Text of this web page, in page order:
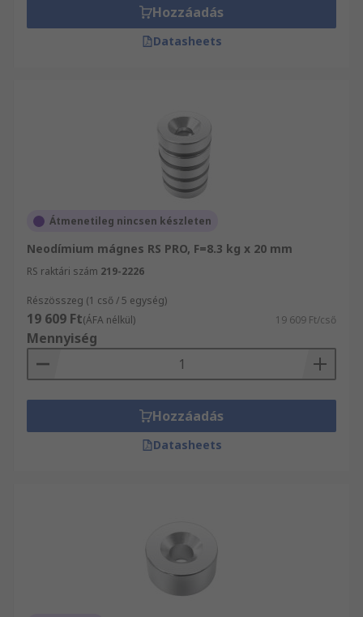
Hozzáadás
Datasheets
Átmenetileg nincsen készleten
Neodímium mágnes RS PRO, F=8.3 kg x 20 mm
RS raktári szám 219-2226
Részösszeg (1 cső / 5 egység)
19 609 Ft(ÁFA nélkül) 19 609 Ft/cső
Mennyiség
Hozzáadás
Datasheets